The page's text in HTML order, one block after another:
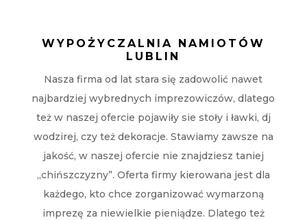
WYPOŻYCZALNIA NAMIOTÓW
LUBLIN
Nasza firma od lat stara się zadowolić nawet
najbardziej wybrednych imprezowiczów, dlatego
też w naszej ofercie pojawiły sie stoły i ławki, dj
wodzirej, czy też dekoracje. Stawiamy zawsze na
jakość, w naszej ofercie nie znajdziesz taniej
„chińszczyzny”. Oferta firmy kierowana jest dla
każdego, kto chce zorganizować wymarzoną
imprezę za niewielkie pieniądze. Dlatego też